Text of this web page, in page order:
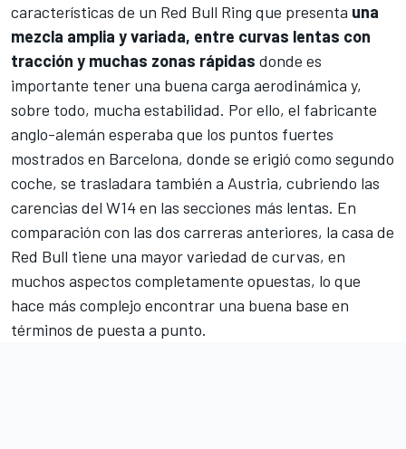
características de un Red Bull Ring que presenta una
mezcla amplia y variada, entre curvas lentas con
tracción y muchas zonas rápidas donde es
importante tener una buena carga aerodinámica y,
sobre todo, mucha estabilidad. Por ello, el fabricante
anglo-alemán esperaba que los puntos fuertes
mostrados en Barcelona, donde se erigió como segundo
coche, se trasladara también a Austria, cubriendo las
carencias del W14 en las secciones más lentas. En
comparación con las dos carreras anteriores, la casa de
Red Bull tiene una mayor variedad de curvas, en
muchos aspectos completamente opuestas, lo que
hace más complejo encontrar una buena base en
términos de puesta a punto.